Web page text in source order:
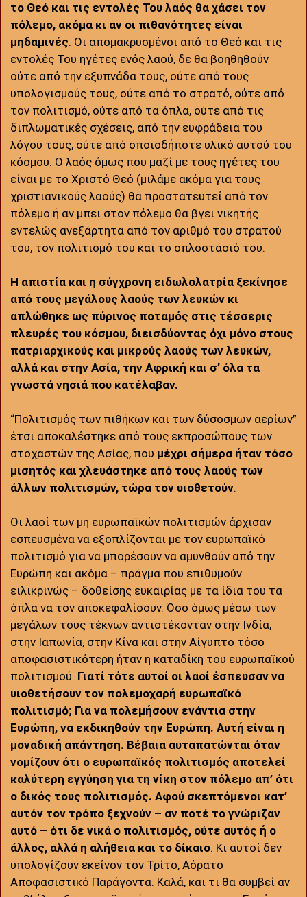
το Θεό και τις εντολές Του λαός θα χάσει τον
πόλεμο, ακόμα κι αν οι πιθανότητες είναι
μηδαμινές. Οι απομακρυσμένοι από το Θεό και τις
εντολές Του ηγέτες ενός λαού, δε θα βοηθηθούν
ούτε από την εξυπνάδα τους, ούτε από τους
υπολογισμούς τους, ούτε από το στρατό, ούτε από
τον πολιτισμό, ούτε από τα όπλα, ούτε από τις
διπλωματικές σχέσεις, από την ευφράδεια του
λόγου τους, ούτε από οποιοδήποτε υλικό αυτού του
κόσμου. Ο λαός όμως που μαζί με τους ηγέτες του
είναι με το Χριστό Θεό (μιλάμε ακόμα για τους
χριστιανικούς λαούς) θα προστατευτεί από τον
πόλεμο ή αν μπει στον πόλεμο θα βγει νικητής
εντελώς ανεξάρτητα από τον αριθμό του στρατού
του, τον πολιτισμό του και το οπλοστάσιό του.
Η απιστία και η σύγχρονη ειδωλολατρία ξεκίνησε
από τους μεγάλους λαούς των λευκών κι
απλώθηκε ως πύρινος ποταμός στις τέσσερις
πλευρές του κόσμου, διεισδύοντας όχι μόνο στους
πατριαρχικούς και μικρούς λαούς των λευκών,
αλλά και στην Ασία, την Αφρική και σ’ όλα τα
γνωστά νησιά που κατέλαβαν.
“Πολιτισμός των πιθήκων και των δύσοσμων αερίων”
έτσι αποκαλέστηκε από τους εκπροσώπους των
στοχαστών της Ασίας, που μέχρι σήμερα ήταν τόσο
μισητός και χλευάστηκε από τους λαούς των
άλλων πολιτισμών, τώρα τον υιοθετούν.
Οι λαοί των μη ευρωπαϊκών πολιτισμών άρχισαν
εσπευσμένα να εξοπλίζονται με τον ευρωπαϊκό
πολιτισμό για να μπορέσουν να αμυνθούν από την
Ευρώπη και ακόμα – πράγμα που επιθυμούν
ειλικρινώς – δοθείσης ευκαιρίας με τα ίδια του τα
όπλα να τον αποκεφαλίσουν. Όσο όμως μέσω των
μεγάλων τους τέκνων αντιστέκονταν στην Ινδία,
στην Ιαπωνία, στην Κίνα και στην Αίγυπτο τόσο
αποφασιστικότερη ήταν η καταδίκη του ευρωπαϊκού
πολιτισμού. Γιατί τότε αυτοί οι λαοί έσπευσαν να
υιοθετήσουν τον πολεμοχαρή ευρωπαϊκό
πολιτισμό; Για να πολεμήσουν ενάντια στην
Ευρώπη, να εκδικηθούν την Ευρώπη. Αυτή είναι η
μοναδική απάντηση. Βέβαια αυταπατώνται όταν
νομίζουν ότι ο ευρωπαϊκός πολιτισμός αποτελεί
καλύτερη εγγύηση για τη νίκη στον πόλεμο απ’ ότι
ο δικός τους πολιτισμός. Αφού σκεπτόμενοι κατ’
αυτόν τον τρόπο ξεχνούν – αν ποτέ το γνώριζαν
αυτό – ότι δε νικά ο πολιτισμός, ούτε αυτός ή ο
άλλος, αλλά η αλήθεια και το δίκαιο. Κι αυτοί δεν
υπολογίζουν εκείνον τον Τρίτο, Αόρατο
Αποφασιστικό Παράγοντα. Καλά, και τι θα συμβεί αν